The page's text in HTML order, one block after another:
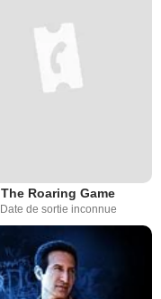
The Roaring Game
Date de sortie inconnue